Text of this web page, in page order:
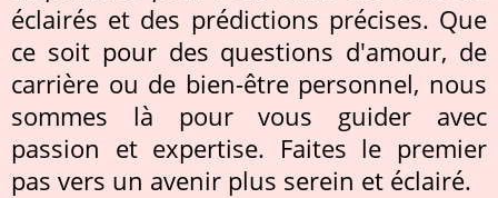
éclairés et des prédictions précises. Que
ce soit pour des questions d'amour, de
carrière ou de bien-être personnel, nous
sommes là pour vous guider avec
passion et expertise. Faites le premier
pas vers un avenir plus serein et éclairé.